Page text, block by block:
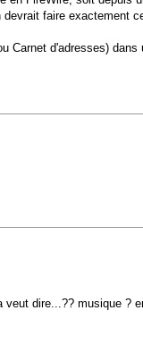
faire exactement
d'adresses)
dire...?? musique ?